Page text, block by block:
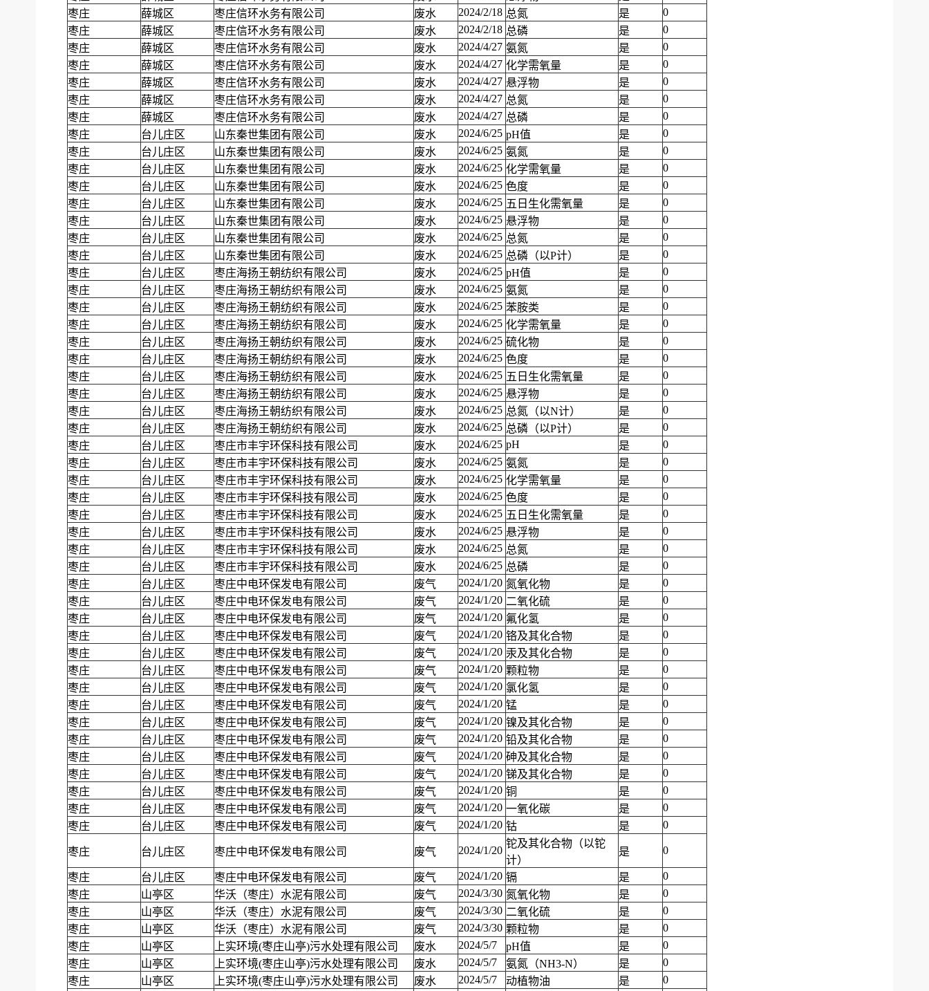
枣庄
薛城区 枣庄信环水务有限公司 废水 2024/2/18 总氮 是
0
枣庄
薛城区 枣庄信环水务有限公司 废水 2024/2/18 总磷 是
0
枣庄
薛城区 枣庄信环水务有限公司 废水 2024/4/27 氨氮 是
0
枣庄
薛城区 枣庄信环水务有限公司 废水 2024/4/27 化学需氧量 是
0
枣庄
薛城区 枣庄信环水务有限公司 废水 2024/4/27 悬浮物 是
0
枣庄
薛城区 枣庄信环水务有限公司 废水 2024/4/27 总氮 是
0
枣庄
薛城区 枣庄信环水务有限公司 废水 2024/4/27 总磷 是
0
枣庄
台儿庄区 山东秦世集团有限公司 废水 2024/6/25 pH值 是
0
枣庄
台儿庄区 山东秦世集团有限公司 废水 2024/6/25 氨氮 是
0
枣庄
台儿庄区 山东秦世集团有限公司 废水 2024/6/25 化学需氧量 是
0
枣庄
台儿庄区 山东秦世集团有限公司 废水 2024/6/25 色度 是
0
枣庄
台儿庄区 山东秦世集团有限公司 废水 2024/6/25 五日生化需氧量 是
0
枣庄
台儿庄区 山东秦世集团有限公司 废水 2024/6/25 悬浮物 是
0
枣庄
台儿庄区 山东秦世集团有限公司 废水 2024/6/25 总氮 是
0
枣庄
台儿庄区 山东秦世集团有限公司 废水 2024/6/25 总磷（以P计） 是
0
枣庄
台儿庄区 枣庄海扬王朝纺织有限公司 废水 2024/6/25 pH值 是
0
枣庄
台儿庄区 枣庄海扬王朝纺织有限公司 废水 2024/6/25 氨氮 是
0
枣庄
台儿庄区 枣庄海扬王朝纺织有限公司 废水 2024/6/25 苯胺类 是
0
枣庄
台儿庄区 枣庄海扬王朝纺织有限公司 废水 2024/6/25 化学需氧量 是
0
枣庄
台儿庄区 枣庄海扬王朝纺织有限公司 废水 2024/6/25 硫化物 是
0
枣庄
台儿庄区 枣庄海扬王朝纺织有限公司 废水 2024/6/25 色度 是
0
枣庄
台儿庄区 枣庄海扬王朝纺织有限公司 废水 2024/6/25 五日生化需氧量 是
0
枣庄
台儿庄区 枣庄海扬王朝纺织有限公司 废水 2024/6/25 悬浮物 是
0
枣庄
台儿庄区 枣庄海扬王朝纺织有限公司 废水 2024/6/25 总氮（以N计） 是
0
枣庄
台儿庄区 枣庄海扬王朝纺织有限公司 废水 2024/6/25 总磷（以P计） 是
0
枣庄
台儿庄区 枣庄市丰宇环保科技有限公司 废水 2024/6/25 pH 是
0
枣庄
台儿庄区 枣庄市丰宇环保科技有限公司 废水 2024/6/25 氨氮 是
0
枣庄
台儿庄区 枣庄市丰宇环保科技有限公司 废水 2024/6/25 化学需氧量 是
0
枣庄
台儿庄区 枣庄市丰宇环保科技有限公司 废水 2024/6/25 色度 是
0
枣庄
台儿庄区 枣庄市丰宇环保科技有限公司 废水 2024/6/25 五日生化需氧量 是
0
枣庄
台儿庄区 枣庄市丰宇环保科技有限公司 废水 2024/6/25 悬浮物 是
0
枣庄
台儿庄区 枣庄市丰宇环保科技有限公司 废水 2024/6/25 总氮 是
0
枣庄
台儿庄区 枣庄市丰宇环保科技有限公司 废水 2024/6/25 总磷 是
0
枣庄
台儿庄区 枣庄中电环保发电有限公司 废气 2024/1/20 氮氧化物 是
0
枣庄
台儿庄区 枣庄中电环保发电有限公司 废气 2024/1/20 二氧化硫 是
0
枣庄
台儿庄区 枣庄中电环保发电有限公司 废气 2024/1/20 氟化氢 是
0
枣庄
台儿庄区 枣庄中电环保发电有限公司 废气 2024/1/20 铬及其化合物 是
0
枣庄
台儿庄区 枣庄中电环保发电有限公司 废气 2024/1/20 汞及其化合物 是
0
枣庄
台儿庄区 枣庄中电环保发电有限公司 废气 2024/1/20 颗粒物 是
0
枣庄
台儿庄区 枣庄中电环保发电有限公司 废气 2024/1/20 氯化氢 是
0
枣庄
台儿庄区 枣庄中电环保发电有限公司 废气 2024/1/20 锰 是
0
枣庄
台儿庄区 枣庄中电环保发电有限公司 废气 2024/1/20 镍及其化合物 是
0
枣庄
台儿庄区 枣庄中电环保发电有限公司 废气 2024/1/20 铅及其化合物 是
0
枣庄
台儿庄区 枣庄中电环保发电有限公司 废气 2024/1/20 砷及其化合物 是
0
枣庄
台儿庄区 枣庄中电环保发电有限公司 废气 2024/1/20 锑及其化合物 是
0
枣庄
台儿庄区 枣庄中电环保发电有限公司 废气 2024/1/20 铜 是
0
枣庄
台儿庄区 枣庄中电环保发电有限公司 废气 2024/1/20 一氧化碳 是
0
枣庄
台儿庄区 枣庄中电环保发电有限公司 废气 2024/1/20 钴 是 0
枣庄 台儿庄区 枣庄中电环保发电有限公司 废气 2024/1/20
铊及其化合物（以铊
计）
是 0
枣庄 台儿庄区 枣庄中电环保发电有限公司 废气 2024/1/20 镉 是
0
枣庄
山亭区 华沃（枣庄）水泥有限公司 废气 2024/3/30 氮氧化物 是
0
枣庄
山亭区 华沃（枣庄）水泥有限公司 废气 2024/3/30 二氧化硫 是
0
枣庄
山亭区 华沃（枣庄）水泥有限公司 废气 2024/3/30 颗粒物 是
0
枣庄
山亭区 上实环境(枣庄山亭)污水处理有限公司 废水 2024/5/7 pH值 是
0
枣庄
山亭区 上实环境(枣庄山亭)污水处理有限公司 废水 2024/5/7 氨氮（NH3-N） 是
0
枣庄
山亭区 上实环境(枣庄山亭)污水处理有限公司 废水 2024/5/7 动植物油 是 0